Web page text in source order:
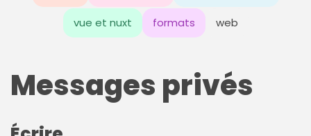
vue et nuxt formats web
Messages privés